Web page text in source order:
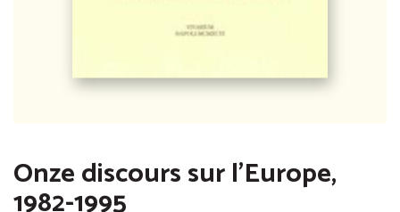
Onze discours sur l'Europe,